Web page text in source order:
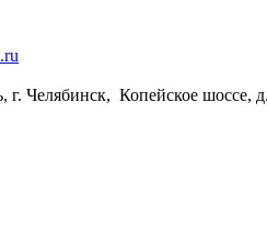
г. Челябинск, Копейское шоссе,